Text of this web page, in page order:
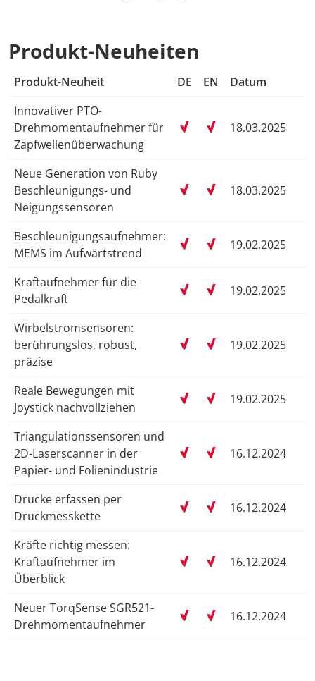
Produkt-Neuheiten
Produkt-Neuheit DE EN
Datum
Innovativer PTO-
Drehmomentaufnehmer für
Zapfwellenüberwachung
18.03.2025
Neue Generation von Ruby
Beschleunigungs- und
Neigungssensoren
18.03.2025
Beschleunigungsaufnehmer:
MEMS im Aufwärtstrend
19.02.2025
Kraftaufnehmer für die
Pedalkraft
19.02.2025
Wirbelstromsensoren:
berührungslos, robust,
präzise
19.02.2025
Reale Bewegungen mit
Joystick nachvollziehen
19.02.2025
Triangulationssensoren und
2D-Laserscanner in der
Papier- und Folienindustrie
16.12.2024
Drücke erfassen per
Druckmesskette
16.12.2024
Kräfte richtig messen:
Kraftaufnehmer im
Überblick
16.12.2024
Neuer TorqSense SGR521-
Drehmomentaufnehmer
16.12.2024